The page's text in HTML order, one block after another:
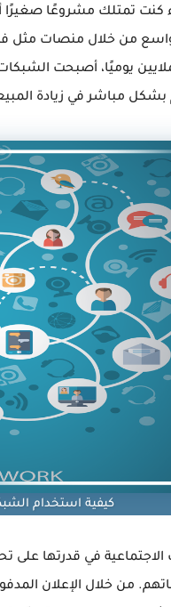
تمتلك مشروعًا صغيرًا
من خلال منصات مثل
يوميًا، أصبحت
بشكل مباشر في زيادة
كيفية استخدام
في قدرتها على
من خلال الإعلان